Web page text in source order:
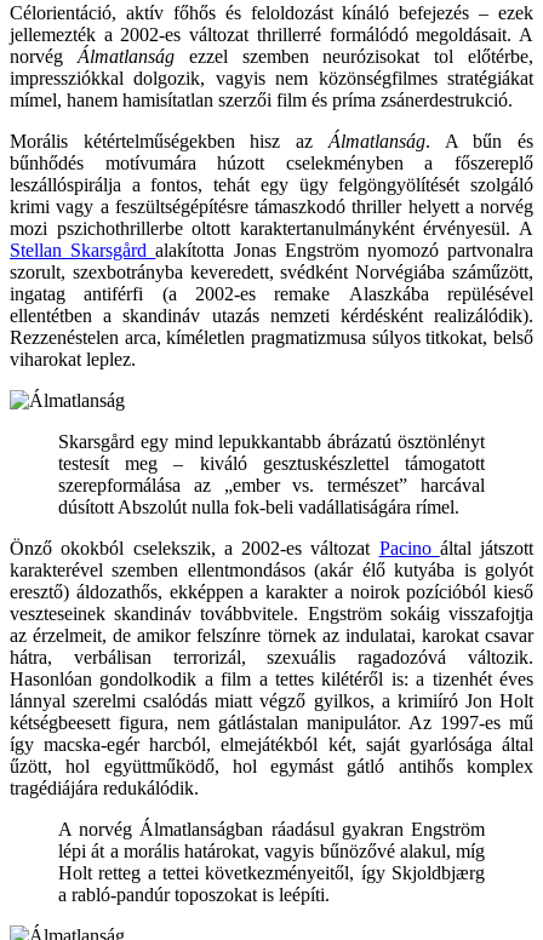
Célorientáció, aktív főhős és feloldozást kínáló befejezés – ezek
jellemezték a 2002-es változat thrillerré formálódó megoldásait. A
norvég Álmatlanság ezzel szemben neurózisokat tol előtérbe,
impressziókkal dolgozik, vagyis nem közönségfilmes stratégiákat
mímel, hanem hamisítatlan szerzői film és príma zsánerdestrukció.
Morális kétértelműségekben hisz az Álmatlanság. A bűn és
bűnhődés motívumára húzott cselekményben a főszereplő
leszállóspirálja a fontos, tehát egy ügy felgöngyölítését szolgáló
krimi vagy a feszültségépítésre támaszkodó thriller helyett a norvég
mozi pszichothrillerbe oltott karaktertanulmányként érvényesül. A
Stellan Skarsgårdalakította Jonas Engström nyomozó partvonalra
szorult, szexbotrányba keveredett, svédként Norvégiába száműzött,
ingatag antiférfi (a 2002-es remake Alaszkába repülésével
ellentétben a skandináv utazás nemzeti kérdésként realizálódik).
Rezzenéstelen arca, kíméletlen pragmatizmusa súlyos titkokat, belső
viharokat leplez.
Skarsgård egy mind lepukkantabb ábrázatú ösztönlényt
testesít meg – kiváló gesztuskészlettel támogatott
szerepformálása az „ember vs. természet” harcával
dúsított Abszolút nulla fok-beli vadállatiságára rímel.
Önző okokból cselekszik, a 2002-es változat Pacino által játszott
karakterével szemben ellentmondásos (akár élő kutyába is golyót
eresztő) áldozathős, ekképpen a karakter a noirok pozícióból kieső
veszteseinek skandináv továbbvitele. Engström sokáig visszafojtja
az érzelmeit, de amikor felszínre törnek az indulatai, karokat csavar
hátra, verbálisan terrorizál, szexuális ragadozóvá változik.
Hasonlóan gondolkodik a film a tettes kilétéről is: a tizenhét éves
lánnyal szerelmi csalódás miatt végző gyilkos, a krimiíró Jon Holt
kétségbeesett figura, nem gátlástalan manipulátor. Az 1997-es mű
így macska-egér harcból, elmejátékból két, saját gyarlósága által
űzött, hol együttműködő, hol egymást gátló antihős komplex
tragédiájára redukálódik.
A norvég Álmatlanságban ráadásul gyakran Engström
lépi át a morális határokat, vagyis bűnözővé alakul, míg
Holt retteg a tettei következményeitől, így Skjoldbjærg
a rabló-pandúr toposzokat is leépíti.